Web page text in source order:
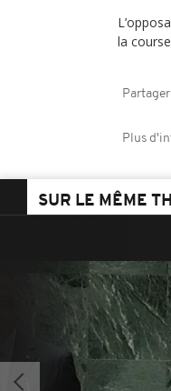
la
Partager
Plus
SUR LE MÊME